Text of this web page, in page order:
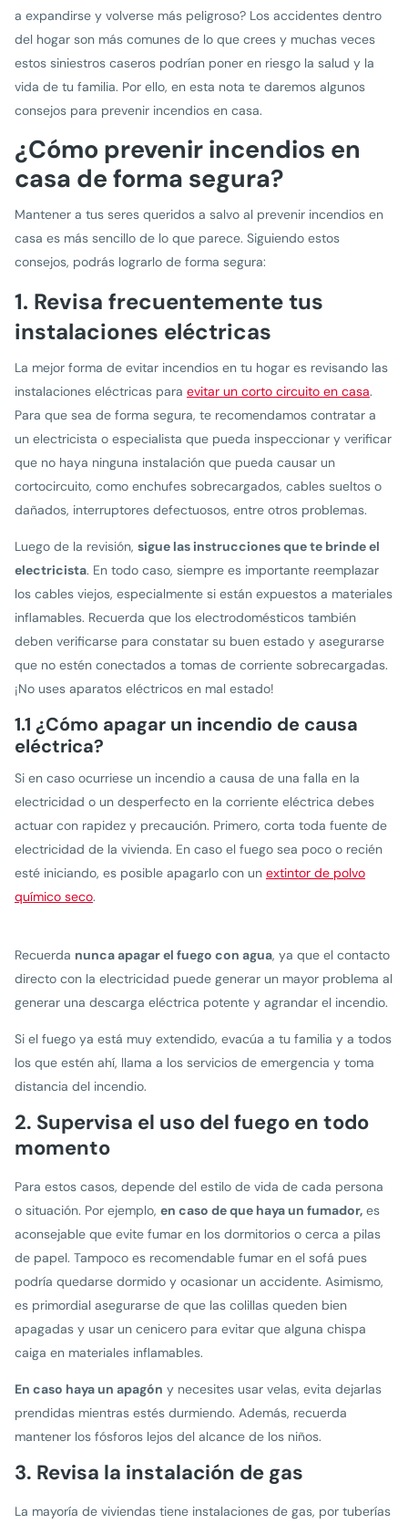
a expandirse y volverse más peligroso? Los accidentes dentro
del hogar son más comunes de lo que crees y muchas veces
estos siniestros caseros podrían poner en riesgo la salud y la
vida de tu familia. Por ello, en esta nota te daremos algunos
consejos para prevenir incendios en casa.
¿Cómo prevenir incendios en
casa de forma segura?
Mantener a tus seres queridos a salvo al prevenir incendios en
casa es más sencillo de lo que parece. Siguiendo estos
consejos, podrás lograrlo de forma segura:
1. Revisa frecuentemente tus
instalaciones eléctricas
La mejor forma de evitar incendios en tu hogar es revisando las
instalaciones eléctricas para evitar un corto circuito en casa.
Para que sea de forma segura, te recomendamos contratar a
un electricista o especialista que pueda inspeccionar y verificar
que no haya ninguna instalación que pueda causar un
cortocircuito, como enchufes sobrecargados, cables sueltos o
dañados, interruptores defectuosos, entre otros problemas.
Luego de la revisión, sigue las instrucciones que te brinde el
electricista. En todo caso, siempre es importante reemplazar
los cables viejos, especialmente si están expuestos a materiales
inflamables. Recuerda que los electrodomésticos también
deben verificarse para constatar su buen estado y asegurarse
que no estén conectados a tomas de corriente sobrecargadas.
¡No uses aparatos eléctricos en mal estado!
1.1 ¿Cómo apagar un incendio de causa
eléctrica?
Si en caso ocurriese un incendio a causa de una falla en la
electricidad o un desperfecto en la corriente eléctrica debes
actuar con rapidez y precaución. Primero, corta toda fuente de
electricidad de la vivienda. En caso el fuego sea poco o recién
esté iniciando, es posible apagarlo con un extintor de polvo
químico seco.
Recuerda nunca apagar el fuego con agua, ya que el contacto
directo con la electricidad puede generar un mayor problema al
generar una descarga eléctrica potente y agrandar el incendio.
Si el fuego ya está muy extendido, evacúa a tu familia y a todos
los que estén ahí, llama a los servicios de emergencia y toma
distancia del incendio.
2. Supervisa el uso del fuego en todo
momento
Para estos casos, depende del estilo de vida de cada persona
o situación. Por ejemplo, en caso de que haya un fumador, es
aconsejable que evite fumar en los dormitorios o cerca a pilas
de papel. Tampoco es recomendable fumar en el sofá pues
podría quedarse dormido y ocasionar un accidente. Asimismo,
es primordial asegurarse de que las colillas queden bien
apagadas y usar un cenicero para evitar que alguna chispa
caiga en materiales inflamables.
En caso haya un apagón y necesites usar velas, evita dejarlas
prendidas mientras estés durmiendo. Además, recuerda
mantener los fósforos lejos del alcance de los niños.
3. Revisa la instalación de gas
La mayoría de viviendas tiene instalaciones de gas, por tuberías